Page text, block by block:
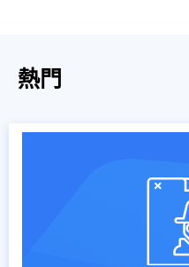
熱門